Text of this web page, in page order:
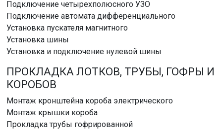
Подключение четырехполюсного УЗО
Подключение автомата дифференциального
Установка пускателя магнитного
Установка шины
Установка и подключение нулевой шины
ПРОКЛАДКА ЛОТКОВ, ТРУБЫ, ГОФРЫ И
КОРОБОВ
Монтаж кронштейна короба электрического
Монтаж крышки короба
Прокладка трубы гофрированной